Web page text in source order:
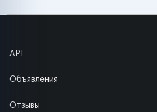
API
Объявления
Отзывы